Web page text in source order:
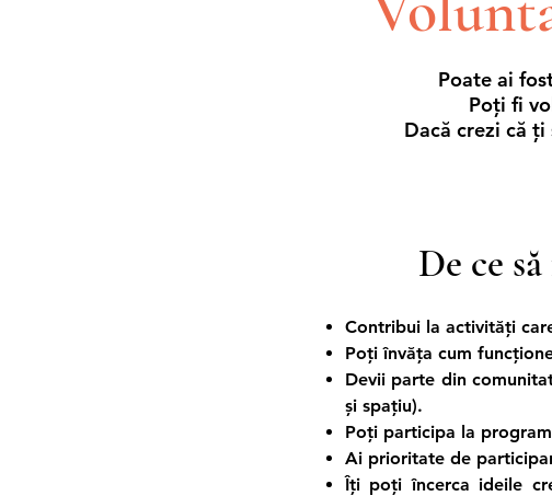
Poate ai
Poți fi
Dacă crezi că
De ce
Contribui la activități
Poți învăța cum
Devii parte din
și spațiu).
Poți participa la
Ai prioritate de
Îți poți încerca ideile